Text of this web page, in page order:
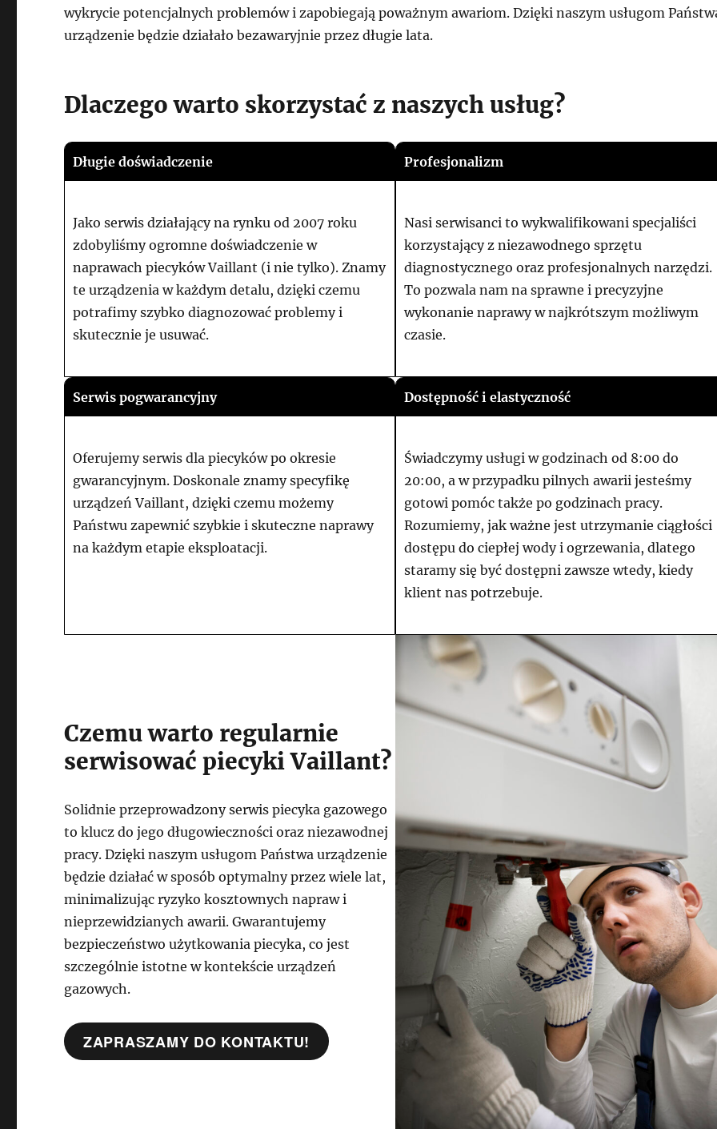
wykrycie potencjalnych problemów i zapobiegają poważnym awariom. Dzięki naszym usługom
urządzenie będzie działało bezawaryjnie przez długie lata.
Dlaczego warto skorzystać z naszych usług?
Długie doświadczenie
Jako serwis działający na rynku od 2007 roku
zdobyliśmy ogromne doświadczenie w
naprawach piecyków Vaillant (i nie tylko). Znamy
te urządzenia w każdym detalu, dzięki czemu
potrafimy szybko diagnozować problemy i
skutecznie je usuwać.
Profesjonalizm
Nasi serwisanci to wykwalifikowani specjaliści
korzystający z niezawodnego sprzętu
diagnostycznego oraz profesjonalnych narzędzi.
To pozwala nam na sprawne i precyzyjne
wykonanie naprawy w najkrótszym możliwym
czasie.
Serwis pogwarancyjny
Oferujemy serwis dla piecyków po okresie
gwarancyjnym. Doskonale znamy specyfikę
urządzeń Vaillant, dzięki czemu możemy
Państwu zapewnić szybkie i skuteczne naprawy
na każdym etapie eksploatacji.
Dostępność i elastyczność
Świadczymy usługi w godzinach od 8:00 do
20:00, a w przypadku pilnych awarii jesteśmy
gotowi pomóc także po godzinach pracy.
Rozumiemy, jak ważne jest utrzymanie ciągłości
dostępu do ciepłej wody i ogrzewania, dlatego
staramy się być dostępni zawsze wtedy, kiedy
klient nas potrzebuje.
Czemu warto regularnie
serwisować piecyki Vaillant?
Solidnie przeprowadzony serwis piecyka gazowego
to klucz do jego długowieczności oraz niezawodnej
pracy. Dzięki naszym usługom Państwa urządzenie
będzie działać w sposób optymalny przez wiele lat,
minimalizując ryzyko kosztownych napraw i
nieprzewidzianych awarii. Gwarantujemy
bezpieczeństwo użytkowania piecyka, co jest
szczególnie istotne w kontekście urządzeń
gazowych.
ZAPRASZAMY DO KONTAKTU!